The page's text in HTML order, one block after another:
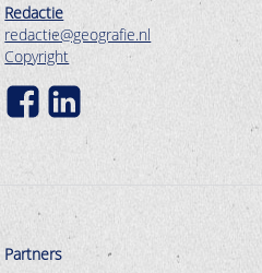
Redactie
redactie@geografie.nl
Copyright
Partners